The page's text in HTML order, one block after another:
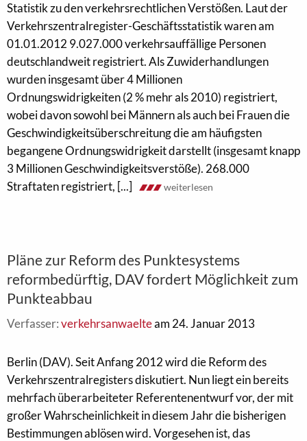
Statistik zu den verkehrsrechtlichen Verstößen. Laut der
Verkehrszentralregister-Geschäftsstatistik waren am
01.01.2012 9.027.000 verkehrsauffällige Personen
deutschlandweit registriert. Als Zuwiderhandlungen
wurden insgesamt über 4 Millionen
Ordnungswidrigkeiten (2 % mehr als 2010) registriert,
wobei davon sowohl bei Männern als auch bei Frauen die
Geschwindigkeitsüberschreitung die am häufigsten
begangene Ordnungswidrigkeit darstellt (insgesamt knapp
3 Millionen Geschwindigkeitsverstöße). 268.000
Straftaten registriert, [...]
weiterlesen
Pläne zur Reform des Punktesystems
reformbedürftig, DAV fordert Möglichkeit zum
Punkteabbau
Verfasser:verkehrsanwaelteam 24. Januar 2013
Berlin (DAV). Seit Anfang 2012 wird die Reform des
Verkehrszentralregisters diskutiert. Nun liegt ein bereits
mehrfach überarbeiteter Referentenentwurf vor, der mit
großer Wahrscheinlichkeit in diesem Jahr die bisherigen
Bestimmungen ablösen wird. Vorgesehen ist, das